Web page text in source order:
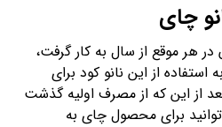
چای
هر موقع از سال به کار گرفت،
از این نانو کود برای
از این که از مصرف اولیه گذشت
برای محصول چای به